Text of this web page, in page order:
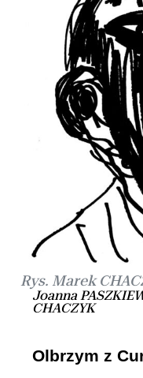
Rys. Marek
Joanna
CHACZYK
Olbrzym z